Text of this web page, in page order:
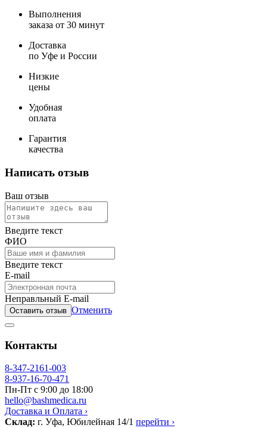
Выполнения
заказа от 30 минут
Доставка
по Уфе и России
Низкие
цены
Удобная
оплата
Гарантия
качества
Написать отзыв
Ваш отзыв
Введите текст
ФИО
Введите текст
E-mail
Неправльный E-mail
Оставить отзыв Отменить
Контакты
8-347-2161-003
8-937-16-70-471
Пн-Пт с 9:00 до 18:00
hello@bashmedica.ru
Доставка и Оплата ›
Склад: г. Уфа, Юбилейная 14/1 перейти ›